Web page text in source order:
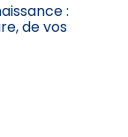
:
de vos